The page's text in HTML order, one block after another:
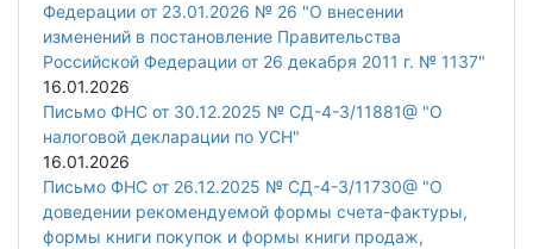
Федерации от 23.01.2026 № 26 "О внесении
изменений в постановление Правительства
Российской Федерации от 26 декабря 2011 г. № 1137"
16.01.2026
Письмо ФНС от 30.12.2025 № СД-4-3/11881@ "О
налоговой декларации по УСН"
16.01.2026
Письмо ФНС от 26.12.2025 № СД-4-3/11730@ "О
доведении рекомендуемой формы счета-фактуры,
формы книги покупок и формы книги продаж,